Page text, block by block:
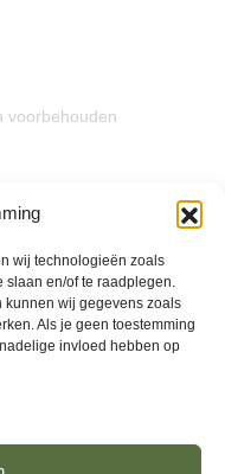
wij technologieën zoals
slaan en/of te raadplegen.
kunnen wij gegevens zoals
Als je geen toestemming
invloed hebben op
voorbehouden